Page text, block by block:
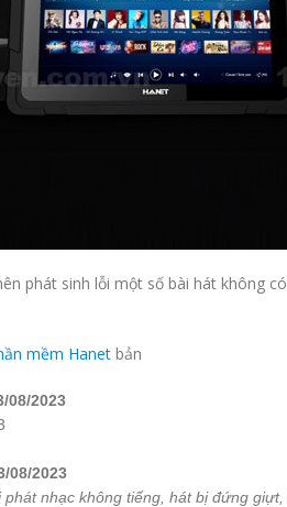
phát sinh lỗi một số bài hát không
mềm Hanet bản
08/2023
08/2023
nhạc không tiếng, hát bị đứng